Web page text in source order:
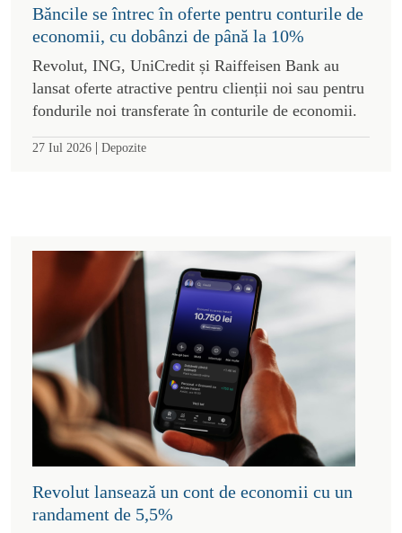
Băncile se întrec în oferte pentru conturile de
economii, cu dobânzi de până la 10%
Revolut, ING, UniCredit și Raiffeisen Bank au
lansat oferte atractive pentru clienții noi sau pentru
fondurile noi transferate în conturile de economii.
27 Iul 2026 | Depozite
Revolut lansează un cont de economii cu un
randament de 5,5%